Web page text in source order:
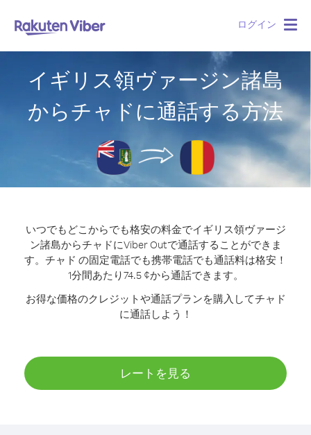
ログイン
イギリス領ヴァージン諸島
からチャドに通話する方法
いつでもどこからでも格安の料金でイギリス領ヴァージ
ン諸島からチャドにViber Outで通話することができま
す。 チャド の固定電話でも携帯電話でも通話料は格安！
1分間あたり74.5 ¢から通話できます。
お得な価格のクレジットや通話プランを購入してチャド
に通話しよう！
レートを見る